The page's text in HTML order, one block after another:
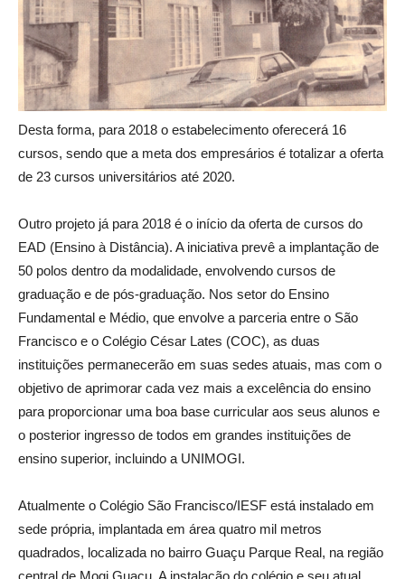
Desta forma, para 2018 o estabelecimento oferecerá 16
cursos, sendo que a meta dos empresários é totalizar a oferta
de 23 cursos universitários até 2020.
Outro projeto já para 2018 é o início da oferta de cursos do
EAD (Ensino à Distância). A iniciativa prevê a implantação de
50 polos dentro da modalidade, envolvendo cursos de
graduação e de pós-graduação. Nos setor do Ensino
Fundamental e Médio, que envolve a parceria entre o São
Francisco e o Colégio César Lates (COC), as duas
instituições permanecerão em suas sedes atuais, mas com o
objetivo de aprimorar cada vez mais a excelência do ensino
para proporcionar uma boa base curricular aos seus alunos e
o posterior ingresso de todos em grandes instituições de
ensino superior, incluindo a UNIMOGI.
Atualmente o Colégio São Francisco/IESF está instalado em
sede própria, implantada em área quatro mil metros
quadrados, localizada no bairro Guaçu Parque Real, na região
central de Mogi Guaçu. A instalação do colégio e seu atual